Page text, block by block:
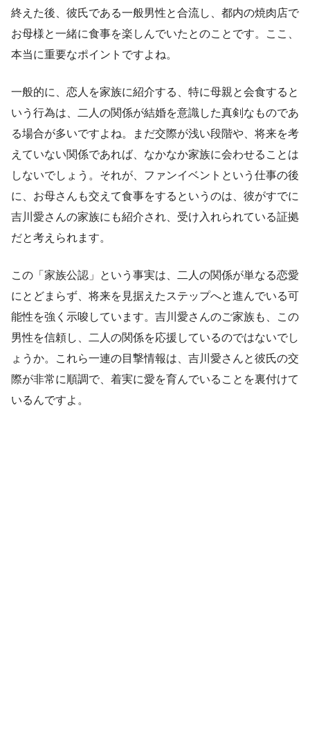
終えた後、彼氏である一般男性と合流し、都内の焼肉店で
お母様と一緒に食事を楽しんでいたとのことです。ここ、
本当に重要なポイントですよね。
一般的に、恋人を家族に紹介する、特に母親と会食すると
いう行為は、二人の関係が結婚を意識した真剣なものであ
る場合が多いですよね。まだ交際が浅い段階や、将来を考
えていない関係であれば、なかなか家族に会わせることは
しないでしょう。それが、ファンイベントという仕事の後
に、お母さんも交えて食事をするというのは、彼がすでに
吉川愛さんの家族にも紹介され、受け入れられている証拠
だと考えられます。
この「家族公認」という事実は、二人の関係が単なる恋愛
にとどまらず、将来を見据えたステップへと進んでいる可
能性を強く示唆しています。吉川愛さんのご家族も、この
男性を信頼し、二人の関係を応援しているのではないでし
ょうか。これら一連の目撃情報は、吉川愛さんと彼氏の交
際が非常に順調で、着実に愛を育んでいることを裏付けて
いるんですよ。